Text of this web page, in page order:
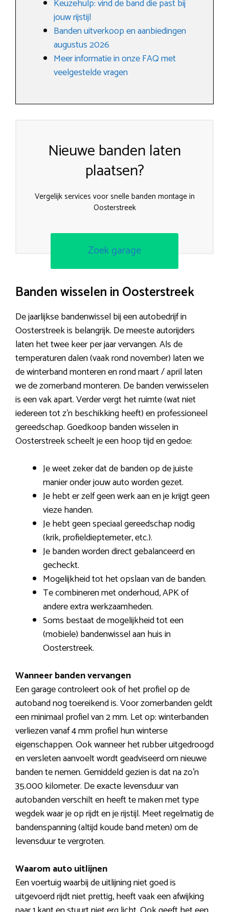
Keuzehulp: vind de band die past bij
jouw rijstijl
Banden uitverkoop en aanbiedingen
augustus 2026
Meer informatie in onze FAQ met
veelgestelde vragen
Nieuwe banden laten
plaatsen?
Vergelijk services voor snelle banden montage in
Oosterstreek
Zoek garage
Banden wisselen in Oosterstreek
De jaarlijkse bandenwissel bij een autobedrijf in
Oosterstreek is belangrijk. De meeste autorijders
laten het twee keer per jaar vervangen. Als de
temperaturen dalen (vaak rond november) laten we
de winterband monteren en rond maart / april laten
we de zomerband monteren. De banden verwisselen
is een vak apart. Verder vergt het ruimte (wat niet
iedereen tot z’n beschikking heeft) en professioneel
gereedschap. Goedkoop banden wisselen in
Oosterstreek scheelt je een hoop tijd en gedoe:
Je weet zeker dat de banden op de juiste
manier onder jouw auto worden gezet.
Je hebt er zelf geen werk aan en je krijgt geen
vieze handen.
Je hebt geen speciaal gereedschap nodig
(krik, profieldieptemeter, etc.).
Je banden worden direct gebalanceerd en
gecheckt.
Mogelijkheid tot het opslaan van de banden.
Te combineren met onderhoud, APK of
andere extra werkzaamheden.
Soms bestaat de mogelijkheid tot een
(mobiele) bandenwissel aan huis in
Oosterstreek.
Wanneer banden vervangen
Een garage controleert ook of het profiel op de
autoband nog toereikend is. Voor zomerbanden geldt
een minimaal profiel van 2 mm. Let op: winterbanden
verliezen vanaf 4 mm profiel hun winterse
eigenschappen. Ook wanneer het rubber uitgedroogd
en versleten aanvoelt wordt geadviseerd om nieuwe
banden te nemen. Gemiddeld gezien is dat na zo’n
35.000 kilometer. De exacte levensduur van
autobanden verschilt en heeft te maken met type
wegdek waar je op rijdt en je rijstijl. Meet regelmatig de
bandenspanning (altijd koude band meten) om de
levensduur te vergroten.
Waarom auto uitlijnen
Een voertuig waarbij de uitlijning niet goed is
uitgevoerd rijdt niet prettig, heeft vaak een afwijking